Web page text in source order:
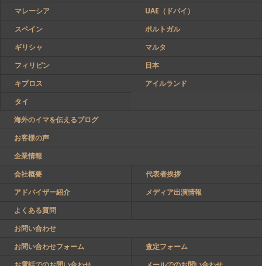
マレーシア
UAE（ドバイ）
スペイン
ポルトガル
ギリシャ
マルタ
フィリピン
日本
キプロス
アイルランド
タイ
海外のイマを伝えるブログ
お客様の声
企業情報
会社概要
代表者挨拶
アドバイザー紹介
メディア出演情報
よくある質問
お問い合わせ
お問い合わせフォーム
査定フォーム